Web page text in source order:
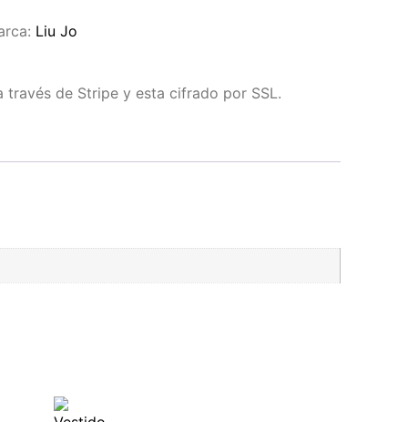
Liu Jo
través de Stripe y esta cifrado por SSL.